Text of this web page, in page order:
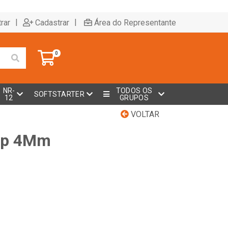
| Cadastrar | Área do Representante
0
NR-
12
SOFTSTARTER
TODOS OS
GRUPOS
VOLTAR
4Mm